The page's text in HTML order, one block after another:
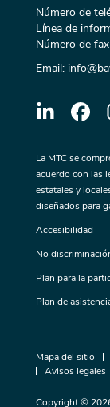
Número de
Línea de
Número de
Email:
La MTC se
acuerdo con las
estatales y
diseñados para
Accesibilidad
No
Plan para la
Plan de
Mapa del sitio
Avisos legales
Copyright ©